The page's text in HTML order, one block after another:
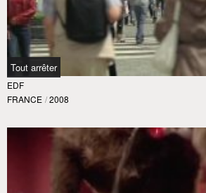
Tout arrêter
EDF
FRANCE / 2008